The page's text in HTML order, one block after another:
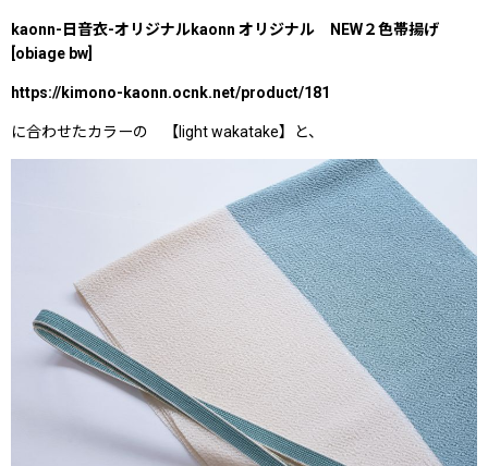
kaonn-日音衣-オリジナルkaonn オリジナル NEW２色帯揚げ
[obiage bw]
https://kimono-kaonn.ocnk.net/product/181
に合わせたカラーの 【light wakatake】と、